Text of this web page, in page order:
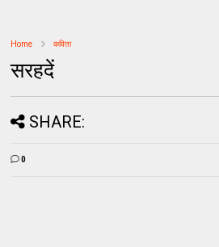
Home कविता
सरहदें
SHARE:
0